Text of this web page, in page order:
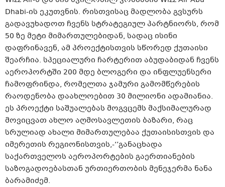
Dhabi-ის ეკუთვნის. რისთვისაც მადლობა გვსურს
გადავუხადოთ ჩვენს სტრატეგიულ პარტნიორს, რომ
50 ზე მეტი მიმართულებიდან, სადაც ისინი
დაფრინავენ, ამ პროექტისთვის სწორედ ქუთაისი
შეარჩია. სპეციალური ჩარტერით აბუდაბიდან ჩვენს
აეროპორტში 200 მდე ბლოგერი და ინფლუენსერი
ჩამოფრინდა, რომელთა ჯამური გამომწერების
რაოდენობა დაახლოებით 30 მილიონი ადამიანია.
ეს პროექტი საშუალებას მოგვცემს მაქსიმალურად
მოვიცვათ ახლო აღმოსავლეთის ბაზარი, რაც
სრულიად ახალი მიმართულებაა ქუთაისისთვის და
იმერეთის რეგიონისთვის,-‘’განაცხადა
საქართველოს აეროპორტების გაერთიანების
საზოგადოებასთან ურთიერთობის მენეჯერმა ნანა
ბარამიძემ.